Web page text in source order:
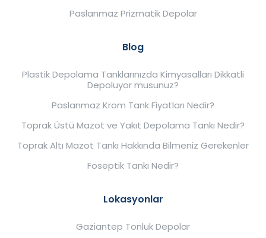
Paslanmaz Prizmatik Depolar
Blog
Plastik Depolama Tanklarınızda Kimyasalları Dikkatli
Depoluyor musunuz?
Paslanmaz Krom Tank Fiyatları Nedir?
Toprak Üstü Mazot ve Yakıt Depolama Tankı Nedir?
Toprak Altı Mazot Tankı Hakkında Bilmeniz Gerekenler
Foseptik Tankı Nedir?
Lokasyonlar
Gaziantep Tonluk Depolar